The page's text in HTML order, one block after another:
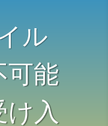
ル
可能
け入